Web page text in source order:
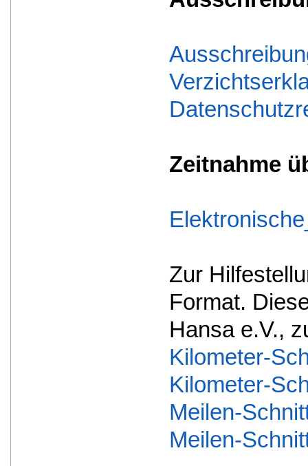
Zeitnahme
Zur
Format.
Hansa e.V.,
Kilometer-
Kilometer-
Meilen-
Meilen-